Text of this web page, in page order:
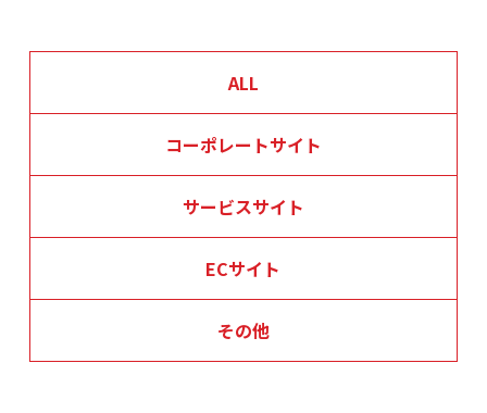
ALL
コーポレートサイト
サービスサイト
ECサイト
その他